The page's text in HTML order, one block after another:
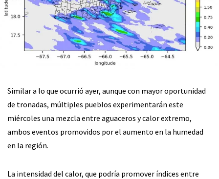
Similar a lo que ocurrió ayer, aunque con mayor oportunidad
de tronadas, múltiples pueblos experimentarán este
miércoles una mezcla entre aguaceros y calor extremo,
ambos eventos promovidos por el aumento en la humedad
en la región.
La intensidad del calor, que podría promover índices entre